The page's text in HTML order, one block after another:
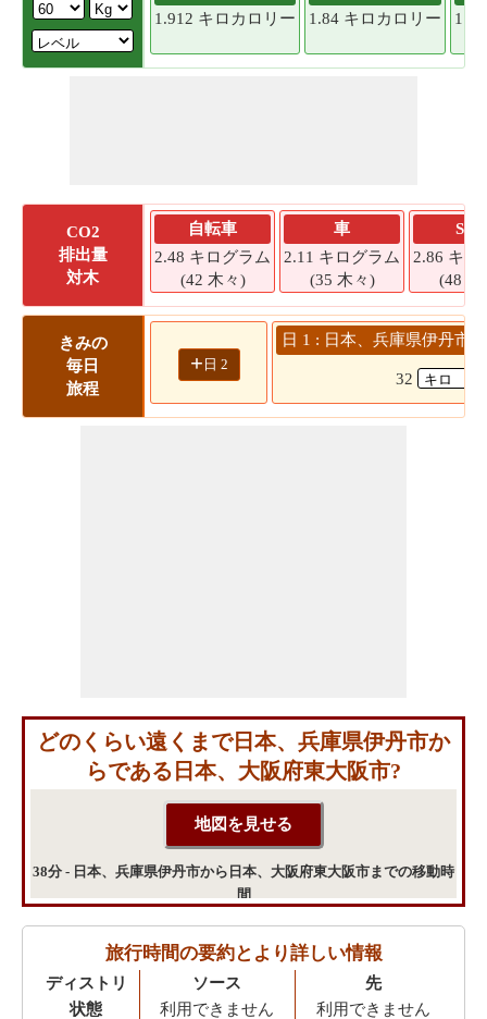
1.912 キロカロリー
1.84 キロカロリー
CO2
排出量
対木
自転車
2.48 キログラム
(42 木々)
車
2.11 キログラム
(35 木々)
SUV
2.86 キロ
(48 木
きみの
毎日
旅程
+ 日 2
日 1 : 日本、兵庫県伊丹市
32
どのくらい遠くまで日本、兵庫県伊丹市か
らである日本、大阪府東大阪市?
38分 - 日本、兵庫県伊丹市から日本、大阪府東大阪市までの移動時
間
旅行時間の要約とより詳しい情報
ディストリ
状態
ソース
利用できません
先
利用できません